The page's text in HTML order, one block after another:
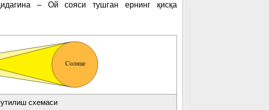
– Ой сояси тушган ернинг қисқа
схемаси